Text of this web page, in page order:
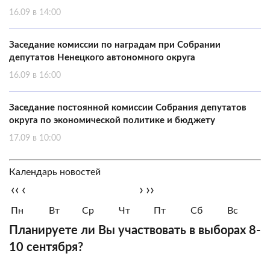
16.09 в 14:00
Заседание комиссии по наградам при Собрании
депутатов Ненецкого автономного округа
16.09 в 16:00
Заседание постоянной комиссии Собрания депутатов
округа по экономической политике и бюджету
17.09 в 10:00
Календарь новостей
‹‹ ‹ › ››
Пн Вт Ср Чт Пт Сб Вс
Планируете ли Вы участвовать в выборах 8-
10 сентября?